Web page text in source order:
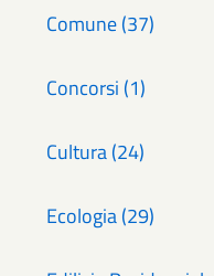
Comune (37)
Concorsi (1)
Cultura (24)
Ecologia (29)